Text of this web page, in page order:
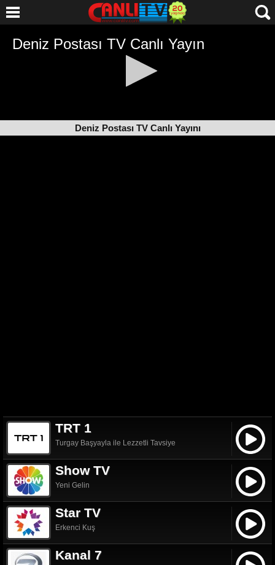
Deniz Postası TV Canlı Yayını
TRT 1
Turgay Başyayla ile Lezzetli Tavsiye
Show TV
Yeni Gelin
Star TV
Erkenci Kuş
Kanal 7